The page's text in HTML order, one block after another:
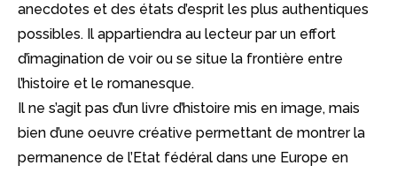
anecdotes et des états d’esprit les plus authentiques
possibles. Il appartiendra au lecteur par un effort
d’imagination de voir ou se situe la frontière entre
l’histoire et le romanesque.
Il ne s’agit pas d’un livre d’histoire mis en image, mais
bien d’une oeuvre créative permettant de montrer la
permanence de l’Etat fédéral dans une Europe en